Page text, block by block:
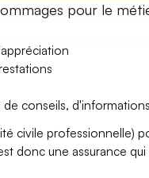
pour le
conseils,
civile professionnelle)
donc une assurance